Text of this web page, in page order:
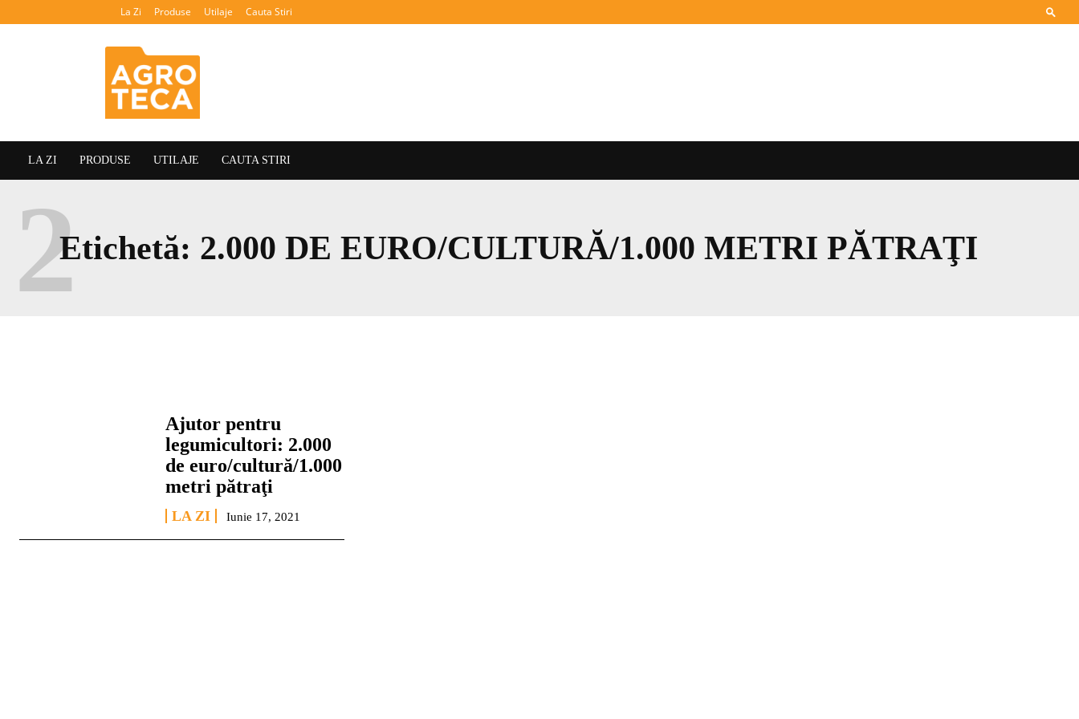
La Zi Produse Utilaje Cauta Stiri
LA ZI PRODUSE UTILAJE CAUTA STIRI
Etichetă: 2.000 DE EURO/CULTURĂ/1.000 METRI PĂTRAŢI
2
Ajutor pentru
legumicultori: 2.000
de euro/cultură/1.000
metri pătraţi
LA ZI Iunie 17, 2021